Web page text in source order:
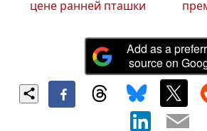
цене ранней пташки
Add as a
source on